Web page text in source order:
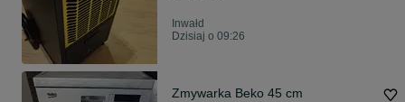
Inwałd
Dzisiaj o 09:26
Zmywarka Beko 45 cm